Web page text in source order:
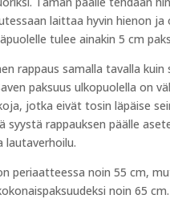
laittaa hyvin hienon ja
tulee ainakin 5 cm
rappaus samalla tavalla
paksuus ulkopuolella on
jotka eivät tosin läpäise
syystä rappauksen päälle
lautaverhoilu.
periaatteessa noin 55 cm,
noin 65 cm.